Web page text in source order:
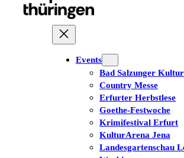
Events
Bad Salzunger
Country Messe
Erfurter Herbstlese
Goethe-Festwoche
Krimifestival Erfurt
KulturArena Jena
Landesgartenschau
Tickets kaufen